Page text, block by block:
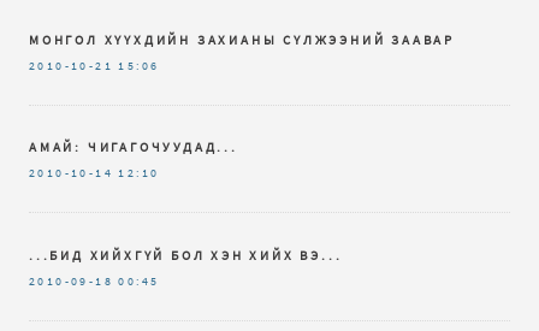
МОНГОЛ ХҮҮХДИЙН ЗАХИАНЫ СҮЛЖЭЭНИЙ ЗААВАР
2010-10-21 15:06
АМАЙ: ЧИГАГОЧУУДАД...
2010-10-14 12:10
...БИД ХИЙХГҮЙ БОЛ ХЭН ХИЙХ ВЭ...
2010-09-18 00:45